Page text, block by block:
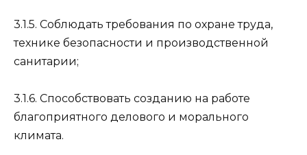
3.1.5. Соблюдать требования по охране труда,
технике безопасности и производственной
санитарии;
3.1.6. Способствовать созданию на работе
благоприятного делового и морального
климата.